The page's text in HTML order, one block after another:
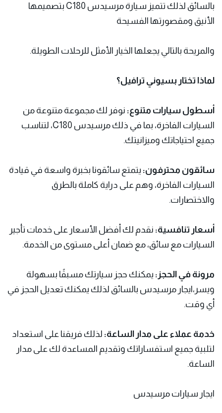
بالسائق لذلك تتميز سيارة مرسيدس C180 بتصميمها
الأنيق ومقصورتها الفسيحة
والمريحة بالتالي يجعلها الخيار الأمثل للرحلات الطويلة.
لماذا تختار بسيوني ترافيل؟
أسطول سيارات متنوع: نوفر لك مجموعة متنوعة من
السيارات الفاخرة، بما في ذلك مرسيدس C180، لتناسب
جميع احتياجاتك وميزانيتك.
سائقون محترفون: يتمتع سائقونا بخبرة واسعة في قيادة
السيارات الفاخرة، وهم على دراية كاملة بالطرق
والاختصارات.
أسعار تنافسية: نقدم لك أفضل الأسعار على خدمات تأجير
السيارات مع سائق، مع ضمان أعلى مستوى من الخدمة.
مرونة في الحجز: يمكنك حجز سيارتك مسبقًا بسهولة
ويسر،ايجار مرسيدس بالسائق لذلك يمكنك تعديل الحجز في
أي وقت.
خدمة عملاء على مدار الساعة: لذلك فريقنا على استعداد
لتلبية جميع استفساراتك وتقديم المساعدة لك على مدار
الساعة.
ايجار سيارات مرسيدس